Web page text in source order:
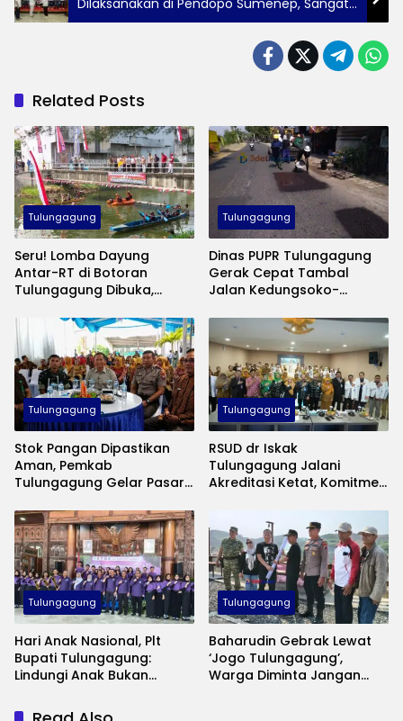
Meriah di Malam Anugerah
Related Posts
Tulungagung
Seru! Lomba Dayung
Antar-RT di Botoran
Tulungagung Dibuka,
Tekankan Sportivitas
Tulungagung
Dinas PUPR Tulungagung
Gerak Cepat Tambal
Jalan Kedungsoko-
Coldmix
Tulungagung
Stok Pangan Dipastikan
Aman, Pemkab
Tulungagung Gelar Pasar
Tulungagung
RSUD dr Iskak
Tulungagung Jalani
Akreditasi Ketat, Komitmen
Kesehatan
Tulungagung
Hari Anak Nasional, Plt
Bupati Tulungagung:
Lindungi Anak Bukan
Tulungagung
Baharudin Gebrak Lewat
‘Jogo Tulungagung’,
Warga Diminta Jangan